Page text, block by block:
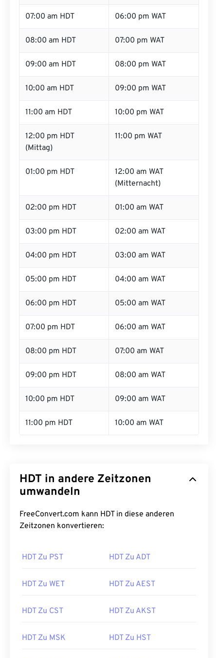
07:00 am HDT 06:00 pm WAT
08:00 am HDT 07:00 pm WAT
09:00 am HDT 08:00 pm WAT
10:00 am HDT 09:00 pm WAT
11:00 am HDT 10:00 pm WAT
12:00 pm HDT
(Mittag)
11:00 pm WAT
01:00 pm HDT
12:00 am WAT
(Mitternacht)
02:00 pm HDT 01:00 am WAT
03:00 pm HDT 02:00 am WAT
04:00 pm HDT 03:00 am WAT
05:00 pm HDT 04:00 am WAT
06:00 pm HDT 05:00 am WAT
07:00 pm HDT 06:00 am WAT
08:00 pm HDT 07:00 am WAT
09:00 pm HDT 08:00 am WAT
10:00 pm HDT 09:00 am WAT
11:00 pm HDT 10:00 am WAT
HDT in andere Zeitzonen
umwandeln
FreeConvert.com kann HDT in diese anderen
Zeitzonen konvertieren:
HDT Zu PST HDT Zu ADT
HDT Zu WET HDT Zu AEST
HDT Zu CST HDT Zu AKST
HDT Zu MSK HDT Zu HST